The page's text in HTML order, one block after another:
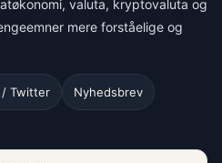
valuta, kryptovaluta og
mere forståelige og
/ Twitter Nyhedsbrev